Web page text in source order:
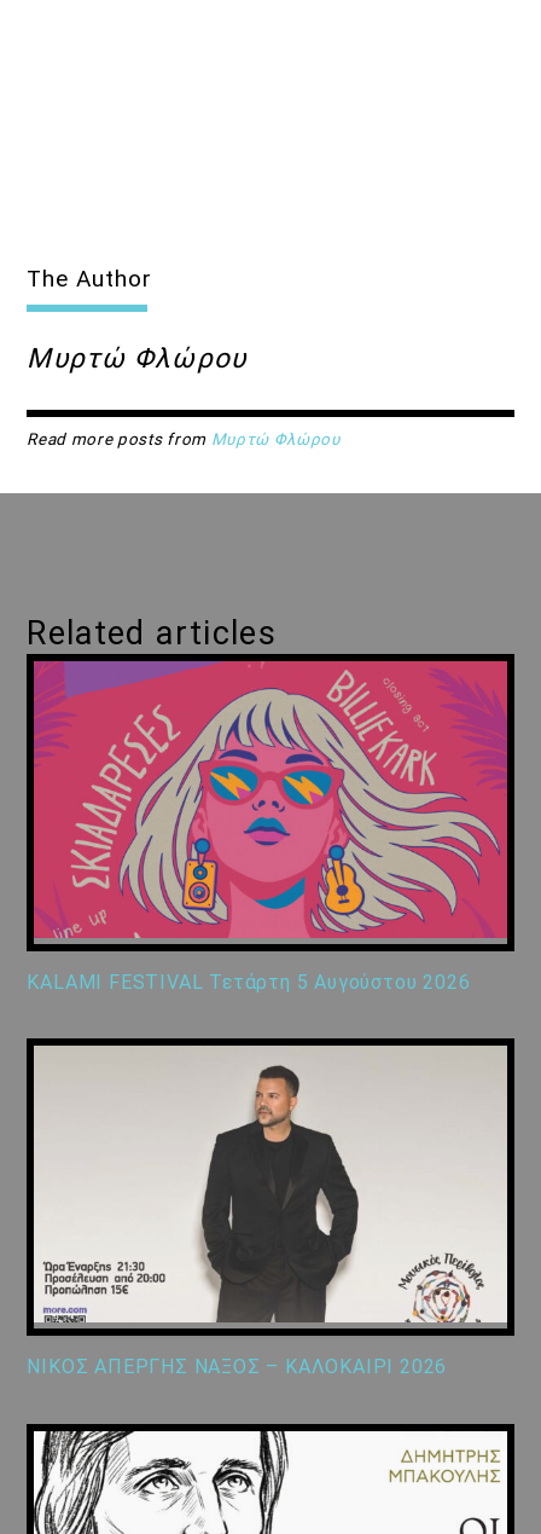
The Author
Μυρτώ Φλώρου
Read more posts from Μυρτώ Φλώρου
Related articles
KALAMI FESTIVAL Τετάρτη 5 Αυγούστου 2026
ΝΙΚΟΣ ΑΠΕΡΓΗΣ ΝΑΞΟΣ – ΚΑΛΟΚΑΙΡΙ 2026